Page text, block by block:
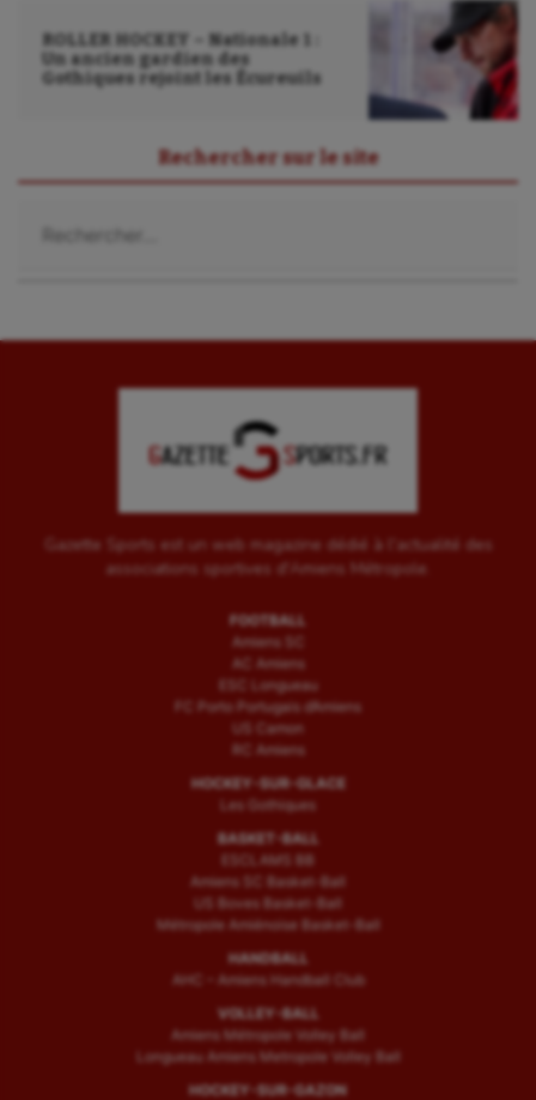
Sport-entreprise
Sport-santé
Tir à l'arc
Triathlon
Water-polo
ROLLER HOCKEY – Nationale 1 :
Un ancien gardien des
Gothiques rejoint les Écureuils
Rechercher sur le site
Gazette Sports est un web magazine dédié à l'actualité des
associations sportives d'Amiens Métropole.
FOOTBALL
Amiens SC
AC Amiens
ESC Longueau
FC Porto Portugais d’Amiens
US Camon
RC Amiens
HOCKEY-SUR-GLACE
Les Gothiques
BASKET-BALL
ESCLAMS BB
Amiens SC Basket-Ball
US Boves Basket-Ball
Métropole Amiénoise Basket-Ball
HANDBALL
AHC – Amiens Handball Club
VOLLEY-BALL
Amiens Métropole Volley Ball
Longueau Amiens Metropole Volley Ball
HOCKEY-SUR-GAZON